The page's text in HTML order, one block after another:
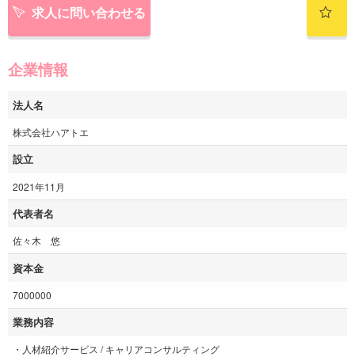
求人に問い合わせる
企業情報
法人名
株式会社ハアトエ
設立
2021年11月
代表者名
佐々木 悠
資本金
7000000
業務内容
・人材紹介サービス / キャリアコンサルティング